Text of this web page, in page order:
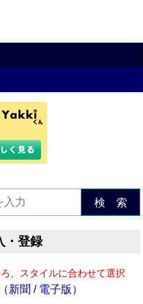
検 索
・登録
、スタイルに合わせて選択
新聞 / 電子版）